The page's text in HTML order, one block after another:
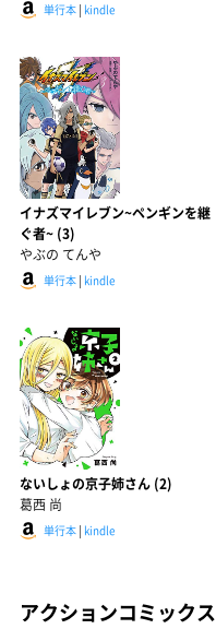
単行本 | kindle
イナズマイレブン~ペンギンを継
ぐ者~ (3)
やぶの てんや
単行本 | kindle
ないしょの京子姉さん (2)
葛西 尚
単行本 | kindle
アクションコミックス